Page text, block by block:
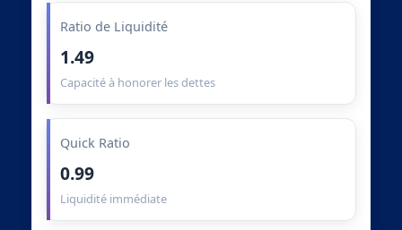
Ratio de Liquidité
1.49
Capacité à honorer les dettes
Quick Ratio
0.99
Liquidité immédiate